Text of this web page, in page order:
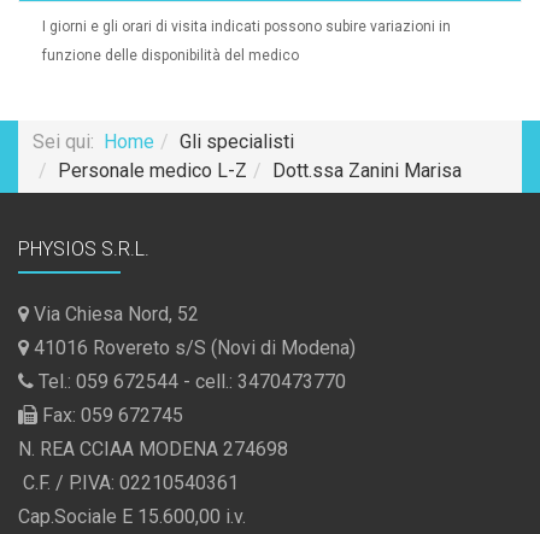
I giorni e gli orari di visita indicati possono subire variazioni in
funzione delle disponibilità del medico
Sei qui: Home
Gli specialisti
Personale medico L-Z
Dott.ssa Zanini Marisa
PHYSIOS S.R.L.
Via Chiesa Nord, 52
41016 Rovereto s/S (Novi di Modena)
Tel.: 059 672544 - cell.: 3470473770
Fax: 059 672745
N. REA CCIAA MODENA 274698
C.F. / P.IVA: 02210540361
Cap.Sociale E 15.600,00 i.v.